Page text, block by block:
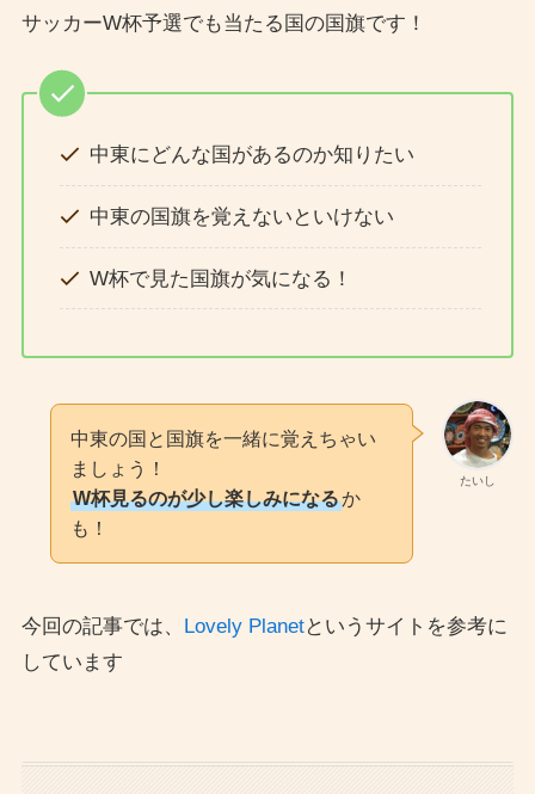
サッカーW杯予選でも当たる国の国旗です！
中東にどんな国があるのか知りたい
中東の国旗を覚えないといけない
W杯で見た国旗が気になる！
たいし
中東の国と国旗を一緒に覚えちゃい
ましょう！
W杯見るのが少し楽しみになるか
も！
今回の記事では、 Lovely Planetというサイトを参考に
しています